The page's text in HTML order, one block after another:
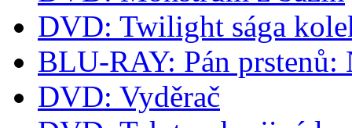
DVD: Twilight sága
BLU-RAY: Pán prstenů:
DVD: Vyděrač